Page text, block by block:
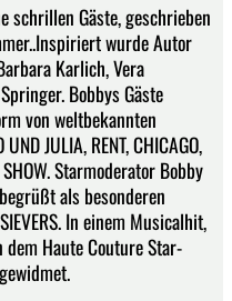
schrillen Gäste, geschrieben
wurde Autor
Karlich, Vera
Bobbys Gäste
von weltbekannten
JULIA, RENT, CHICAGO,
SHOW. Starmoderator Bobby
als besonderen
In einem Musicalhit,
dem Haute Couture Star-